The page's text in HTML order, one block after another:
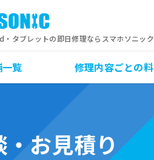
タブレットの即日修理ならスマホソニック
覧 修理内容ごとの
・お見積り